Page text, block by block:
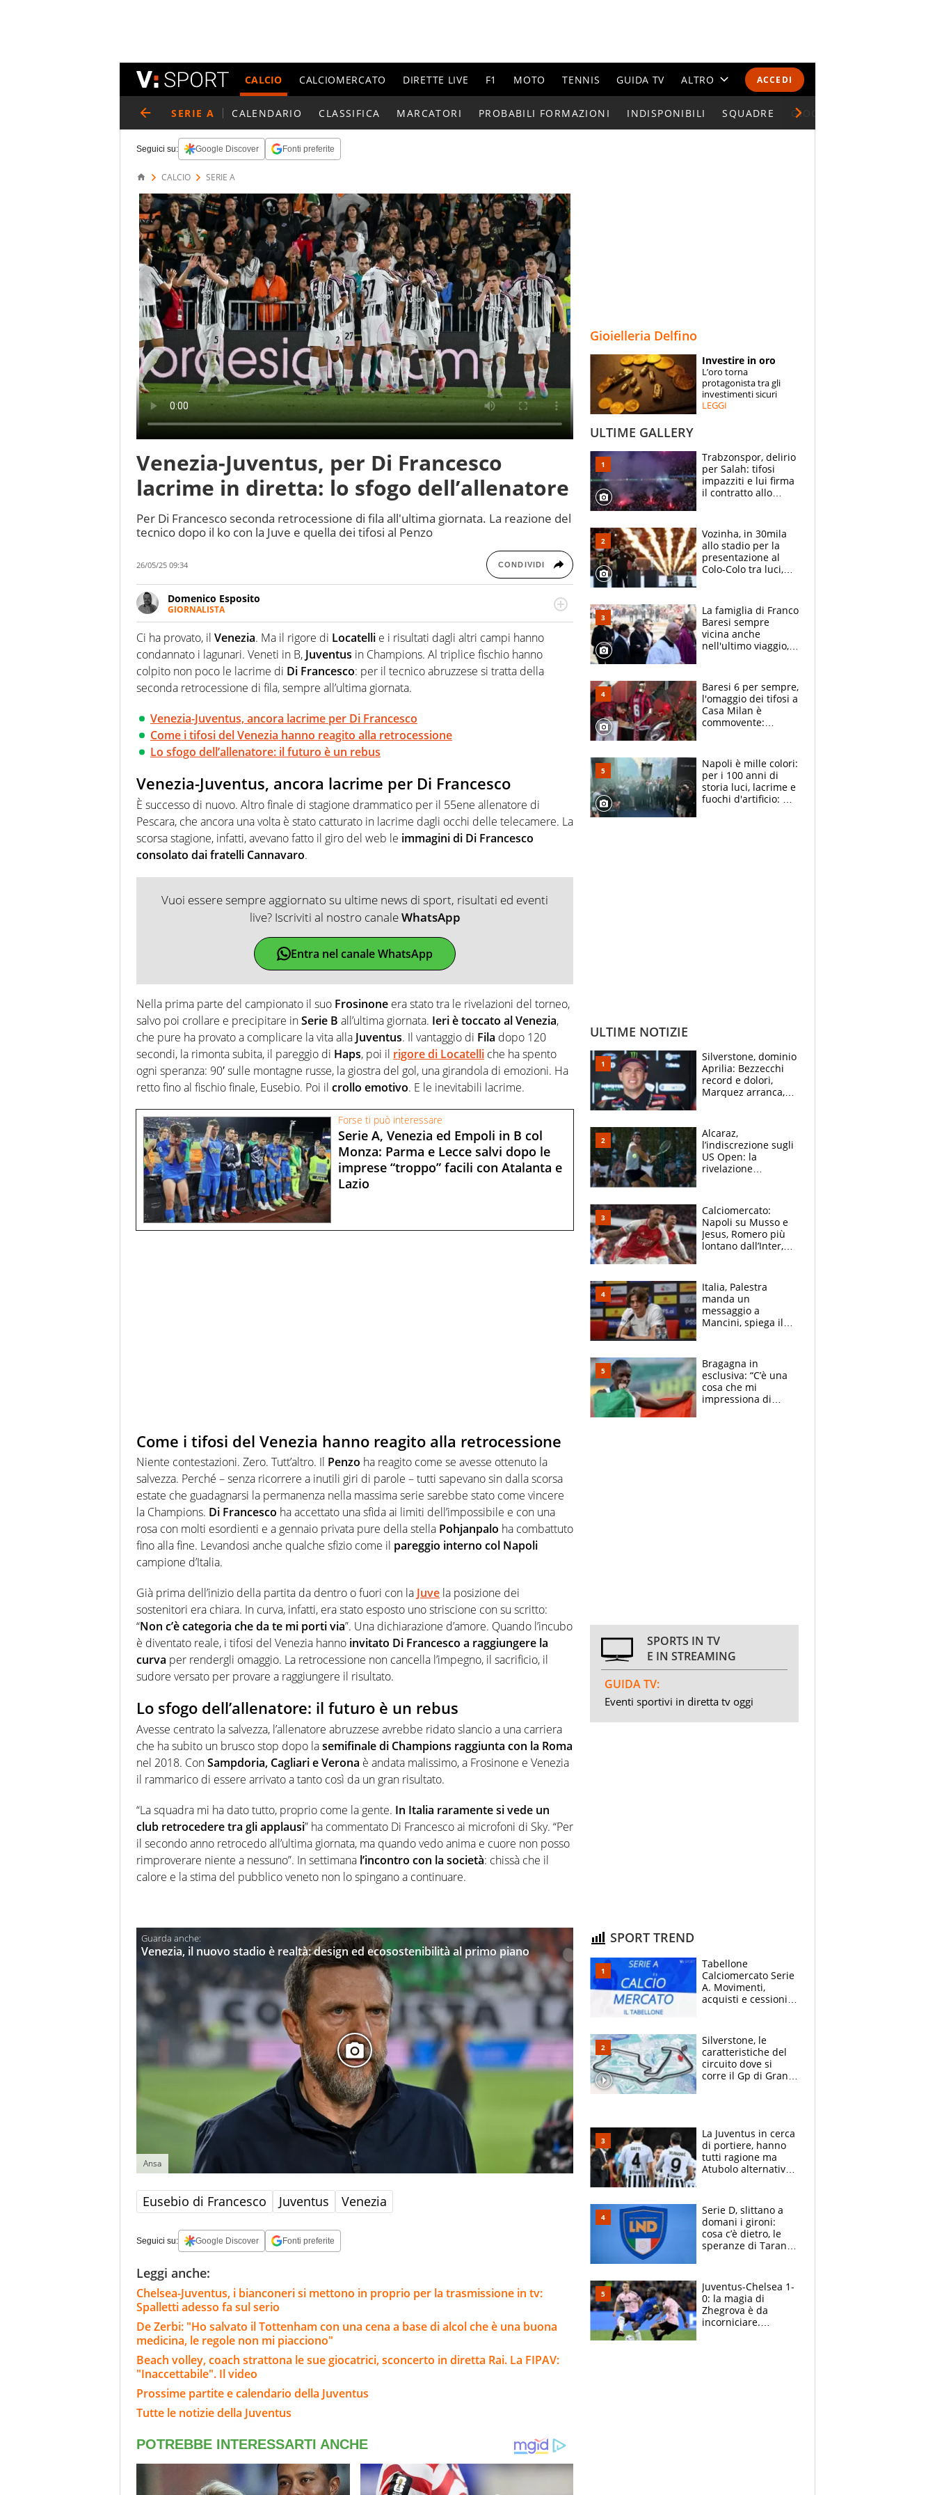
ACCEDI
CALCIO CALCIOMERCATO DIRETTE LIVE F1 MOTO TENNIS GUIDA TV ALTRO
CALENDARI E CLASSIFICHE
ESPERTI
CONTATTI
SERIE A CALENDARIO CLASSIFICA MARCATORI PROBABILI FORMAZIONI INDISPONIBILI SQUADRE GIOCATORI SERIE A
Seguici su: Google Discover Fonti preferite
CALCIO SERIE A
Venezia-Juventus, per Di Francesco
lacrime in diretta: lo sfogo dell’allenatore
Per Di Francesco seconda retrocessione di fila all'ultima giornata. La reazione del
tecnico dopo il ko con la Juve e quella dei tifosi al Penzo
26/05/25 09:34 CONDIVIDI
Domenico Esposito
GIORNALISTA
Da vent’anni in campo e sul campo per vivere ogni evento in tutte le sue sfaccettature.
Passione smisurata per il calcio e per la sfera di cuoio. Il pallone è una cosa serissima,
guai a dirgli di no
Ci ha provato, il Venezia. Ma il rigore di Locatelli e i risultati dagli altri campi hanno
condannato i lagunari. Veneti in B, Juventus in Champions. Al triplice fischio hanno
colpito non poco le lacrime di Di Francesco: per il tecnico abruzzese si tratta della
seconda retrocessione di fila, sempre all’ultima giornata.
Venezia-Juventus, ancora lacrime per Di Francesco
Come i tifosi del Venezia hanno reagito alla retrocessione
Lo sfogo dell’allenatore: il futuro è un rebus
Venezia-Juventus, ancora lacrime per Di Francesco
È successo di nuovo. Altro finale di stagione drammatico per il 55ene allenatore di
Pescara, che ancora una volta è stato catturato in lacrime dagli occhi delle telecamere. La
scorsa stagione, infatti, avevano fatto il giro del web le immagini di Di Francesco
consolato dai fratelli Cannavaro.
Vuoi essere sempre aggiornato su ultime news di sport, risultati ed eventi
live? Iscriviti al nostro canaleWhatsApp
Entra nel canale WhatsApp
Nella prima parte del campionato il suo Frosinone era stato tra le rivelazioni del torneo,
salvo poi crollare e precipitare inSerie B all’ultima giornata. Ieri è toccato al Venezia,
che pure ha provato a complicare la vita alla Juventus. Il vantaggio di Fila dopo 120
secondi, la rimonta subita, il pareggio di Haps, poi il rigore di Locatelli che ha spento
ogni speranza: 90′ sulle montagne russe, la giostra del gol, una girandola di emozioni. Ha
retto fino al fischio finale, Eusebio. Poi il crollo emotivo. E le inevitabili lacrime.
Forse ti può interessare
Serie A, Venezia ed Empoli in B col
Monza: Parma e Lecce salvi dopo le
imprese “troppo” facili con Atalanta e
Lazio
Come i tifosi del Venezia hanno reagito alla retrocessione
Niente contestazioni. Zero. Tutt’altro. Il Penzo ha reagito come se avesse ottenuto la
salvezza. Perché – senza ricorrere a inutili giri di parole – tutti sapevano sin dalla scorsa
estate che guadagnarsi la permanenza nella massima serie sarebbe stato come vincere
la Champions. Di Francesco ha accettato una sfida ai limiti dell’impossibile e con una
rosa con molti esordienti e a gennaio privata pure della stella Pohjanpalo ha combattuto
fino alla fine. Levandosi anche qualche sfizio come il pareggio interno col Napoli
campione d’Italia.
Già prima dell’inizio della partita da dentro o fuori con la Juve la posizione dei
sostenitori era chiara. In curva, infatti, era stato esposto uno striscione con su scritto:
“Non c’è categoria che da te mi porti via”. Una dichiarazione d’amore. Quando l’incubo
è diventato reale, i tifosi del Venezia hanno invitato Di Francesco a raggiungere la
curva per rendergli omaggio. La retrocessione non cancella l’impegno, il sacrificio, il
sudore versato per provare a raggiungere il risultato.
Lo sfogo dell’allenatore: il futuro è un rebus
Avesse centrato la salvezza, l’allenatore abruzzese avrebbe ridato slancio a una carriera
che ha subito un brusco stop dopo lasemifinale di Champions raggiunta con la Roma
nel 2018. ConSampdoria, Cagliari e Verona è andata malissimo, a Frosinone e Venezia
il rammarico di essere arrivato a tanto così da un gran risultato.
“La squadra mi ha dato tutto, proprio come la gente. In Italia raramente si vede un
club retrocedere tra gli applausi” ha commentato Di Francesco ai microfoni di Sky. “Per
il secondo anno retrocedo all’ultima giornata, ma quando vedo anima e cuore non posso
rimproverare niente a nessuno”. In settimana l’incontro con la società: chissà che il
calore e la stima del pubblico veneto non lo spingano a continuare.
Venezia, il nuovo stadio è realtà: design ed ecosostenibilità al primo piano
Ansa
Eusebio di Francesco Juventus Venezia
Seguici su: Google Discover Fonti preferite
Leggi anche:
Chelsea-Juventus, i bianconeri si mettono in proprio per la trasmissione in tv:
Spalletti adesso fa sul serio
De Zerbi: "Ho salvato il Tottenham con una cena a base di alcol che è una buona
medicina, le regole non mi piacciono"
Beach volley, coach strattona le sue giocatrici, sconcerto in diretta Rai. La FIPAV:
"Inaccettabile". Il video
Prossime partite e calendario della Juventus
Tutte le notizie della Juventus
Gioielleria Delfino
Investire in oro
L’oro torna
protagonista tra gli
investimenti sicuri
LEGGI
ULTIME GALLERY
Trabzonspor, delirio
per Salah: tifosi
impazziti e lui firma
il contratto allo
Vozinha, in 30mila
allo stadio per la
presentazione al
Colo-Colo tra luci,
La famiglia di Franco
Baresi sempre
vicina anche
nell'ultimo viaggio,
circondati
dall'affetto dei tifosi
Baresi 6 per sempre,
l'omaggio dei tifosi a
Casa Milan è
commovente:
bigliettini
Napoli è mille colori:
per i 100 anni di
storia luci, lacrime e
fuochi d'artificio: De
ULTIME NOTIZIE
Silverstone, dominio
Aprilia: Bezzecchi
record e dolori,
Marquez arranca,
Alcaraz,
l’indiscrezione sugli
US Open: la
rivelazione
B. Rune verso la
rinuncia
Calciomercato:
Napoli su Musso e
Jesus, Romero più
lontano dall’Inter,
tabellone
Italia, Palestra
manda un
messaggio a
Mancini, spiega il
l'alleanza con
Donnarumma
Bragagna in
esclusiva: “C’è una
cosa che mi
impressiona di
SPORTS IN TV
E IN STREAMING
GUIDA TV:
Eventi sportivi in diretta tv oggi
SPORT TREND
Tabellone
Calciomercato Serie
A. Movimenti,
acquisti e cessioni:
Silverstone, le
caratteristiche del
circuito dove si
corre il Gp di Gran
La Juventus in cerca
di portiere, hanno
tutti ragione ma
Atubolo alternativa
rimane Milinkovic-
Savic
Serie D, slittano a
domani i gironi:
cosa c’è dietro, le
speranze di Taranto
Juventus-Chelsea 1-
0: la magia di
Zhegrova è da
incorniciare.